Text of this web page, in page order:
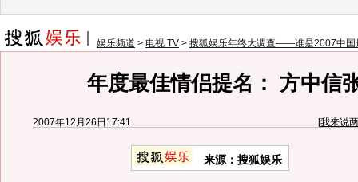
娱乐频道 > 电视 TV > 搜狐娱乐年终大调查——谁是2007中国
年度最佳情侣提名： 方中信
2007年12月26日17:41 [我来说
来源：搜狐娱乐